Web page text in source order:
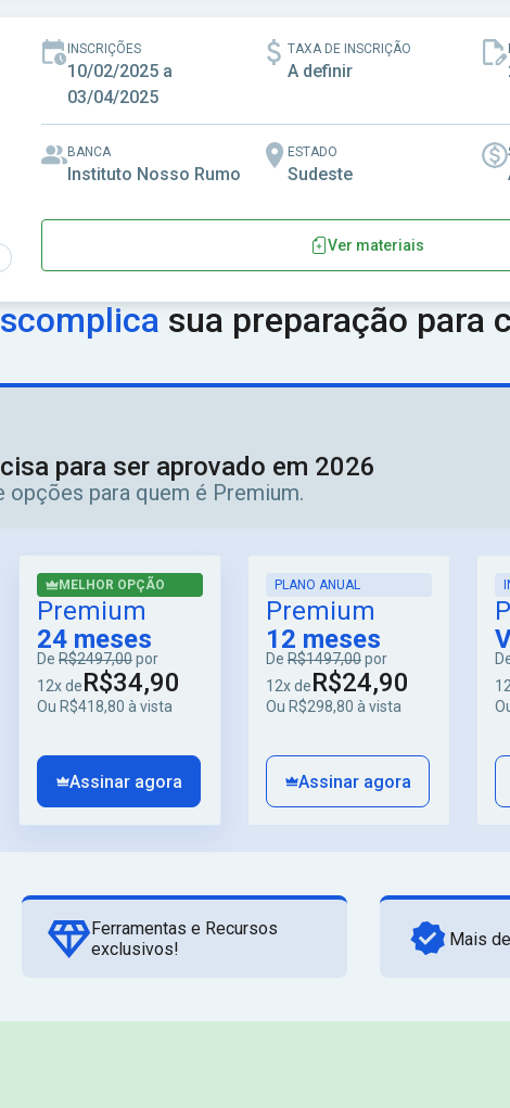
INSCRIÇÕES
10/02/2025 a
03/04/2025
TAXA DE INSCRIÇÃO
A definir
BANCA
Instituto Nosso Rumo
ESTADO
Sudeste
Ver materiais
sua preparação para
para ser aprovado em 2026
opções para quem é Premium.
MELHOR OPÇÃO
Premium
24 meses
De R$2497,00por
12x deR$34,90
Ou R$418,80 à vista
Assinar agora
PLANO ANUAL
Premium
12 meses
De R$1497,00por
12x deR$24,90
Ou R$298,80 à vista
Assinar agora
Ferramentas e Recursos
exclusivos!
Mais